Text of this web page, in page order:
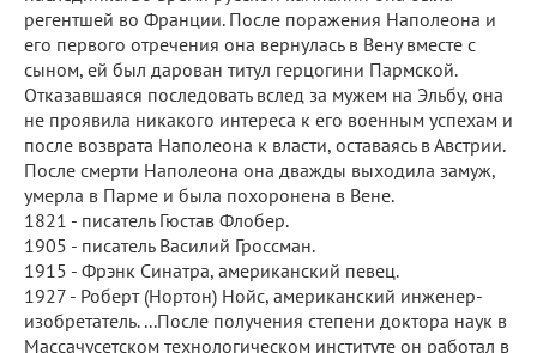
регентшей во Франции. После поражения Наполеона и
его первого отречения она вернулась в Вену вместе с
сыном, ей был дарован титул герцогини Пармской.
Отказавшаяся последовать вслед за мужем на Эльбу, она
не проявила никакого интереса к его военным успехам и
после возврата Наполеона к власти, оставаясь в Австрии.
После смерти Наполеона она дважды выходила замуж,
умерла в Парме и была похоронена в Вене.
1821 - писатель Гюстав Флобер.
1905 - писатель Василий Гроссман.
1915 - Фрэнк Синатра, американский певец.
1927 - Роберт (Нортон) Нойс, американский инженер-
изобретатель. ...После получения степени доктора наук в
Массачусетском технологическом институте он работал в